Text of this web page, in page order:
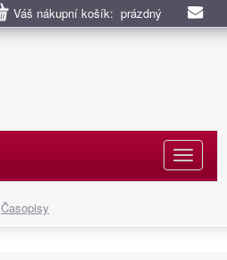
Váš nákupní košík: prázdný
Časopisy